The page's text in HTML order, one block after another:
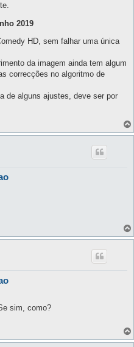
2019
HD, sem falhar uma única
da imagem ainda tem algum
correcções no algoritmo de
de alguns ajustes, deve ser por
sim, como?